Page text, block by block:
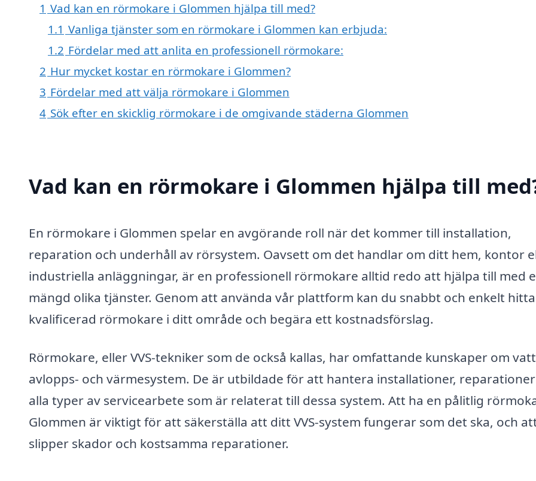
1 Vad kan en rörmokare i Glommen hjälpa till med?
1.1 Vanliga tjänster som en rörmokare i Glommen kan erbjuda:
1.2 Fördelar med att anlita en professionell rörmokare:
2 Hur mycket kostar en rörmokare i Glommen?
3 Fördelar med att välja rörmokare i Glommen
4 Sök efter en skicklig rörmokare i de omgivande städerna Glommen
Vad kan en rörmokare i Glommen hjälpa till
En rörmokare i Glommen spelar en avgörande roll när det kommer till installation,
reparation och underhåll av rörsystem. Oavsett om det handlar om ditt hem, kontor
industriella anläggningar, är en professionell rörmokare alltid redo att hjälpa till med
mängd olika tjänster. Genom att använda vår plattform kan du snabbt och enkelt
kvalificerad rörmokare i ditt område och begära ett kostnadsförslag.
Rörmokare, eller VVS-tekniker som de också kallas, har omfattande kunskaper om
avlopps- och värmesystem. De är utbildade för att hantera installationer,
alla typer av servicearbete som är relaterat till dessa system. Att ha en pålitlig
Glommen är viktigt för att säkerställa att ditt VVS-system fungerar som det ska, och
slipper skador och kostsamma reparationer.